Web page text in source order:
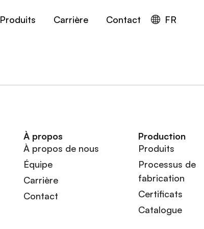
Produits Carrière Contact FR
À propos
À propos de nous
Équipe
Carrière
Contact
Production
Produits
Processus de
fabrication
Certificats
Catalogue